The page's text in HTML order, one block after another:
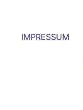
IMPRESSUM